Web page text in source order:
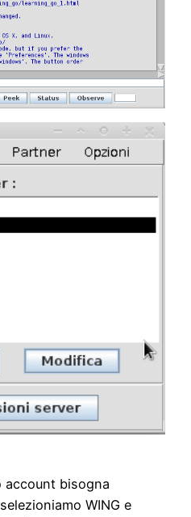
account bisogna
WING e